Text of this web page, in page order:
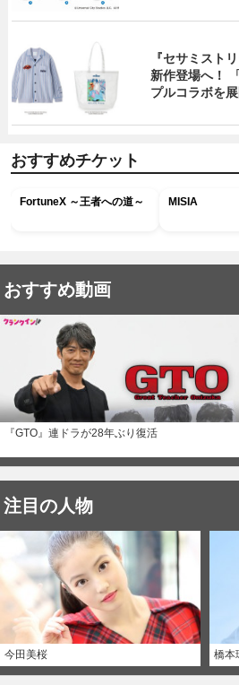
『セサミスト
新作登場へ！
プルコラボを展
おすすめチケット
FortuneX ～王者への道～ MISIA
おすすめ動画
『GTO』連ドラが28年ぶり復活
注目の人物
今田美桜 橋本